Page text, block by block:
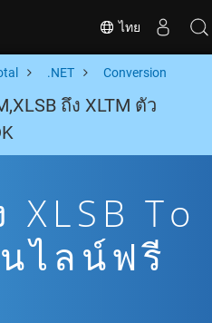
ไทย
.NET Conversion
ถึง XLTM ตัว
To
ไลน์ฟรี